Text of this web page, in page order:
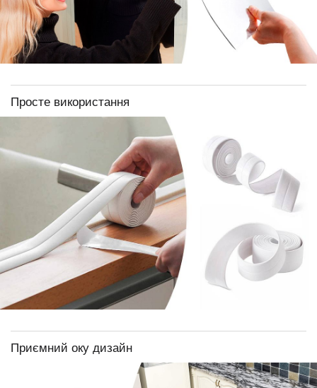
Просте використання
Приємний оку дизайн